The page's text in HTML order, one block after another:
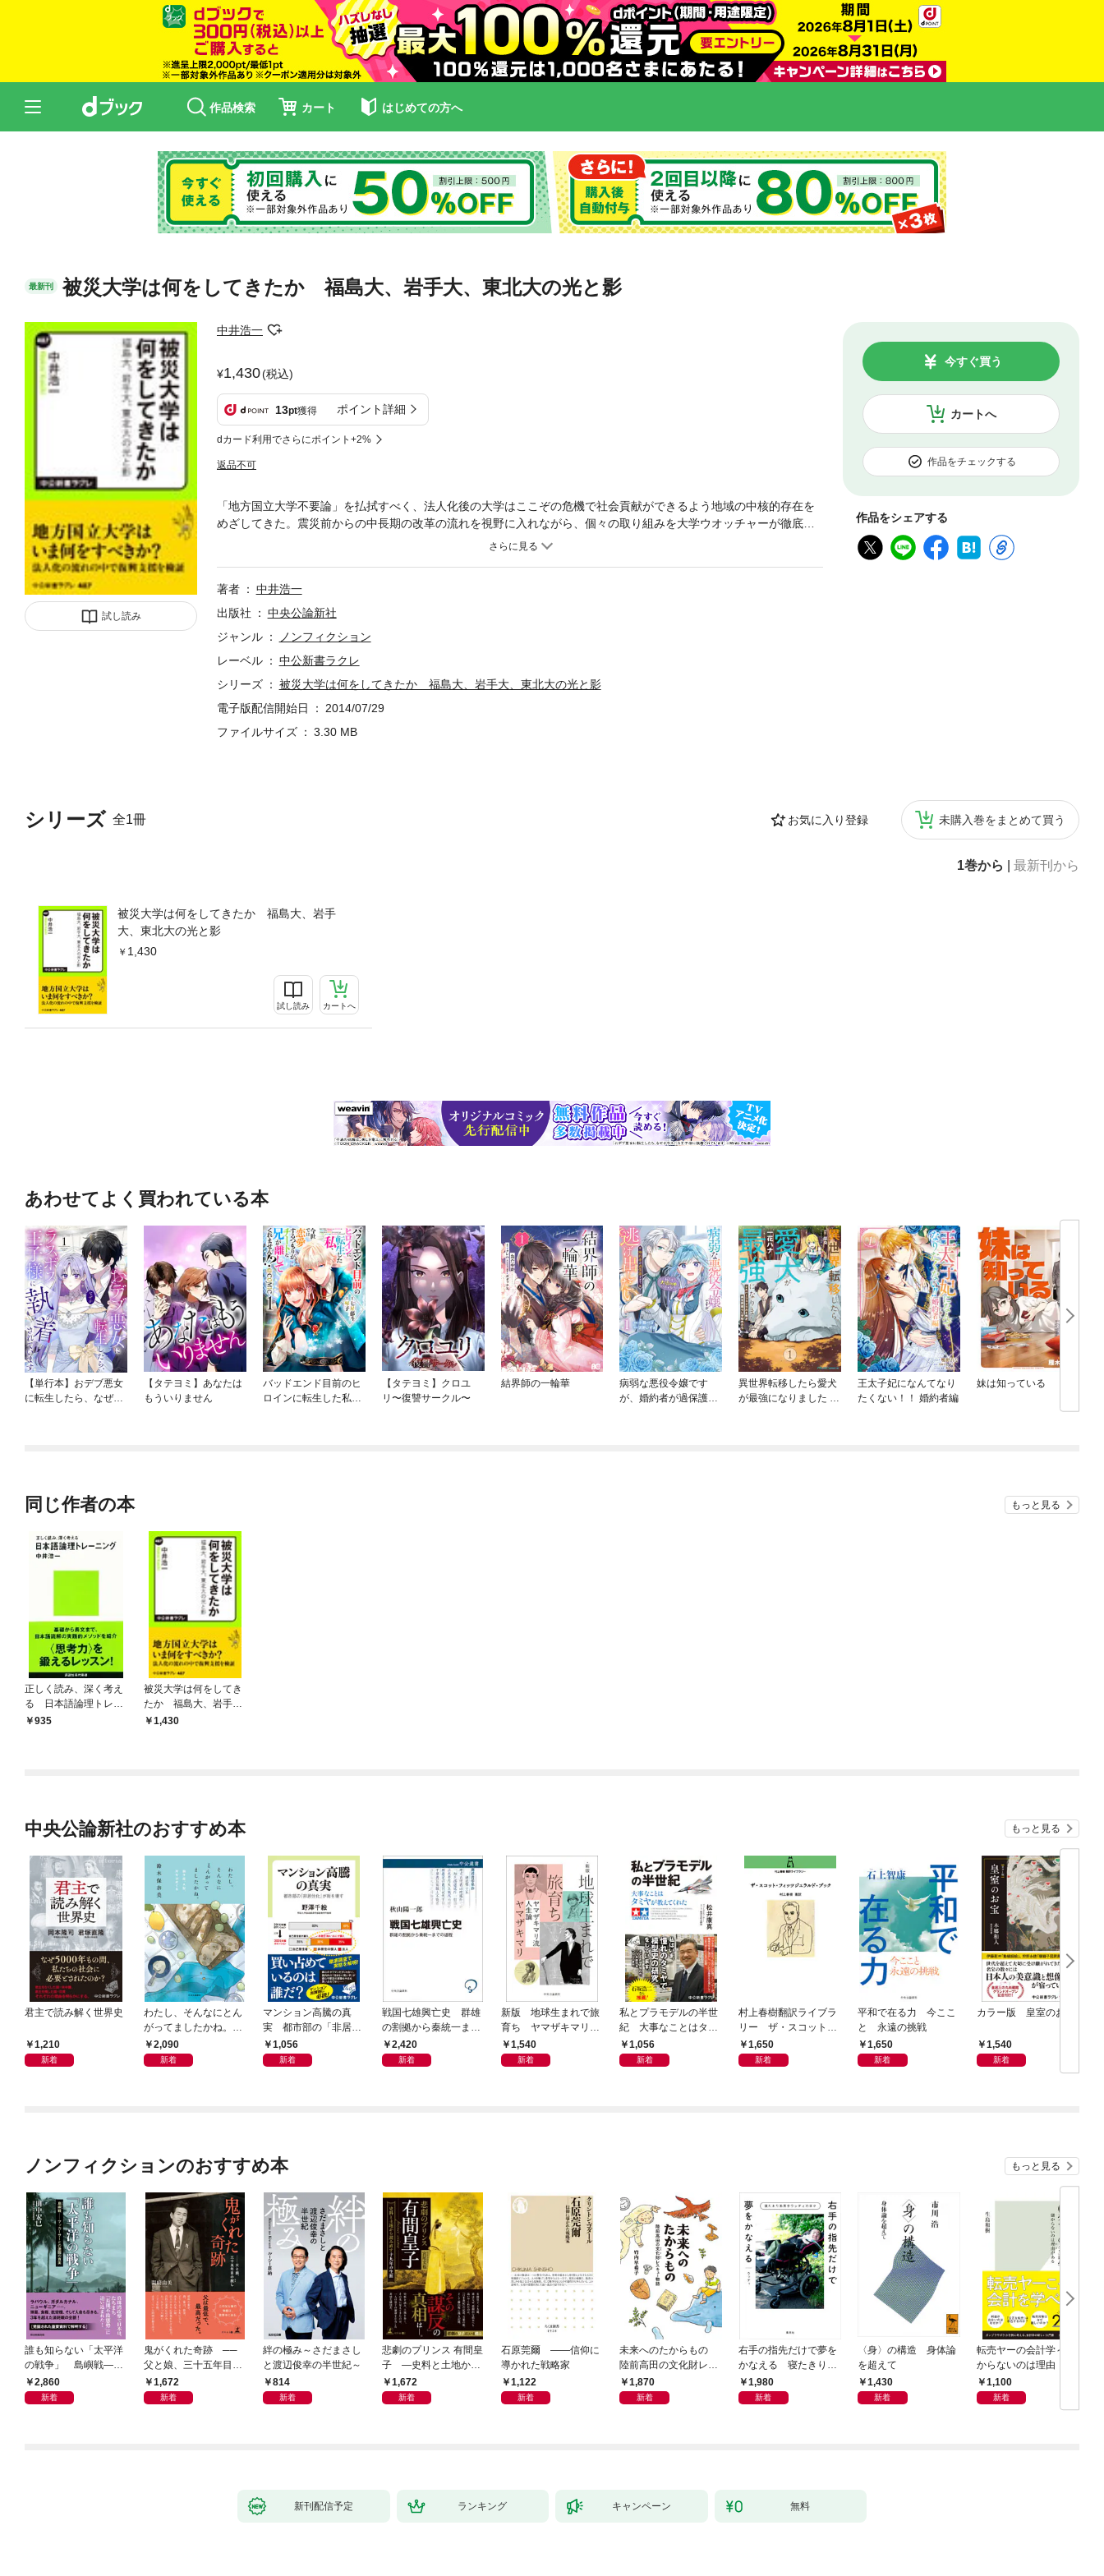
作品検索 カート はじめての方へ
最新刊 被災大学は何をしてきたか 福島大、岩手大、東北大の光と影
試し読み
中井浩一
1,430(税込)
13pt獲得 ポイント詳細
dカード利用でさらにポイント+2%
返品不可
カートへ
今すぐ買う
作品をチェックする
作品をシェアする
シリーズ 全1冊 お気に入り登録 未購入巻をまとめて買う
1巻から 最新刊から
被災大学は何をしてきたか 福島大、岩手
大、東北大の光と影
1,430
試し読み カートへ
「地方国立大学不要論」を払拭すべく、法人化後の大学はここぞの危機で社会貢献ができるよう地域の中核的存在を
めざしてきた。震災前からの中長期の改革の流れを視野に入れながら、個々の取り組みを大学ウオッチャーが徹底取
材。活躍した人・組織の成功の理由は？ 巨額の復興予算に潜む問題とは？ 地方国立大学はいま何をすべきか？
著者
中井浩一
出版社
中央公論新社
ジャンル
ノンフィクション
レーベル
中公新書ラクレ
シリーズ
被災大学は何をしてきたか 福島大、岩手大、東北大の光と影
電子版配信開始日
2014/07/29
ファイルサイズ
3.30 MB
あわせてよく買われている本
【単行本】おデブ悪女
に転生したら、なぜか
【タテヨミ】あなたは
もういりません
バッドエンド目前のヒ
ロインに転生した私、
【タテヨミ】クロユ
リ〜復讐サークル〜
結界師の一輪華
病弱な悪役令嬢です
が、婚約者が過保護す
異世界転移したら愛犬
が最強になりました ～
王太子妃になんてなり
たくない！！ 婚約者編
妹は知っている
同じ作者の本 もっと見る
正しく読み、深く考え
る 日本語論理トレー
ニング
935
被災大学は何をしてき
たか 福島大、岩手
大、東北大の光と影
1,430
中央公論新社のおすすめ本 もっと見る
君主で読み解く世界史
1,210
新着
わたし、そんなにとん
がってましたかね。
獅子座、Ａ型、丙午は
めぐる
2,090
新着
マンション高騰の真
実 都市部の「非居住
化」が街を壊す
1,056
新着
戦国七雄興亡史 群雄
の割拠から秦統一まで
の道程
2,420
新着
新版 地球生まれで旅
育ち ヤマザキマリ流
人生論
1,540
新着
私とプラモデルの半世
紀 大事なことはタミ
ヤが教えてくれた
1,056
新着
村上春樹翻訳ライブラ
リー ザ・スコット・
フィッツジェラルド・
ブック
1,650
新着
平和で在る力 今ここ
と 永遠の挑戦
1,650
新着
カラー版 皇室のお宝
1,540
新着
ノンフィクションのおすすめ本 もっと見る
誰も知らない「太平洋
の戦争」 島嶼戦――
マッカーサーとの激闘
の真実
2,860
新着
鬼がくれた奇跡 ──
父と娘、三十五年目の
赦し1,672
新着
絆の極み～さだまさし
と渡辺俊幸の半世紀～
814
新着
悲劇のプリンス 有間皇
子 ―史料と土地から
読み直す十九年の生涯
1,672
新着
石原莞爾 ――信仰に
導かれた戦略家
1,122
新着
未来へのたからもの
陸前高田の文化財レス
キュー物語
1,870
新着
右手の指先だけで夢を
かなえる 寝たきり系
男子ウッディの日々
1,980
新着
〈身〉の構造 身体論
を超えて
1,430
新着
転売ヤーの会計学～儲
からないのは理由（わ
け）がある～
1,100
新着
新刊配信予定 ランキング キャンペーン 無料